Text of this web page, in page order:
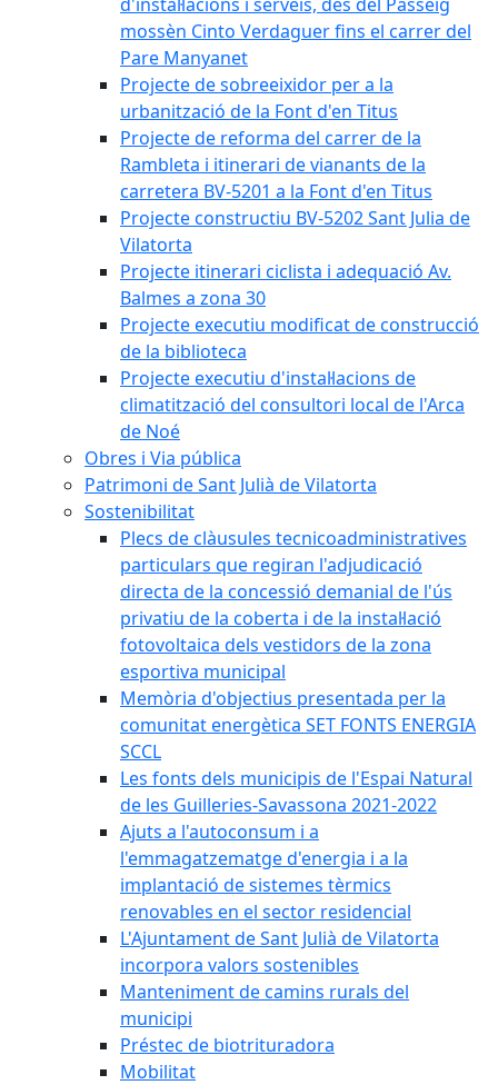
mossèn Cinto Verdaguer fins el carrer del
Pare Manyanet
Projecte de sobreeixidor per a la
urbanització de la Font d'en Titus
Projecte de reforma del carrer de la
Rambleta i itinerari de vianants de la
carretera BV-5201 a la Font d'en Titus
Projecte constructiu BV-5202 Sant Julia de
Vilatorta
Projecte itinerari ciclista i adequació Av.
Balmes a zona 30
Projecte executiu modificat de construcció
de la biblioteca
Projecte executiu d'instal·lacions de
climatització del consultori local de l'Arca
de Noé
Obres i Via pública
Patrimoni de Sant Julià de Vilatorta
Sostenibilitat
Plecs de clàusules tecnicoadministratives
particulars que regiran l'adjudicació
directa de la concessió demanial de l'ús
privatiu de la coberta i de la instal·lació
fotovoltaica dels vestidors de la zona
esportiva municipal
Memòria d'objectius presentada per la
comunitat energètica SET FONTS ENERGIA
SCCL
Les fonts dels municipis de l'Espai Natural
de les Guilleries-Savassona 2021-2022
Ajuts a l'autoconsum i a
l'emmagatzematge d'energia i a la
implantació de sistemes tèrmics
renovables en el sector residencial
L'Ajuntament de Sant Julià de Vilatorta
incorpora valors sostenibles
Manteniment de camins rurals del
municipi
Préstec de biotrituradora
Mobilitat